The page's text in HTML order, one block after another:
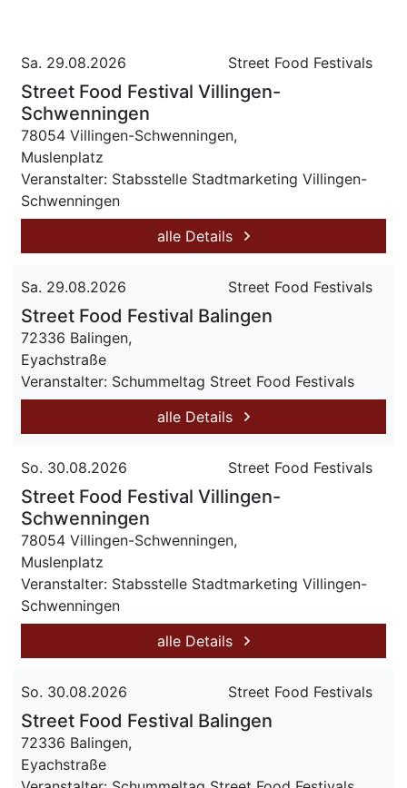
Sa. 29.08.2026 Street Food Festivals
Street Food Festival Villingen-
Schwenningen
78054 Villingen-Schwenningen,
Muslenplatz
Veranstalter: Stabsstelle Stadtmarketing Villingen-
Schwenningen
alle Details
Sa. 29.08.2026 Street Food Festivals
Street Food Festival Balingen
72336 Balingen,
Eyachstraße
Veranstalter: Schummeltag Street Food Festivals
alle Details
So. 30.08.2026 Street Food Festivals
Street Food Festival Villingen-
Schwenningen
78054 Villingen-Schwenningen,
Muslenplatz
Veranstalter: Stabsstelle Stadtmarketing Villingen-
Schwenningen
alle Details
So. 30.08.2026 Street Food Festivals
Street Food Festival Balingen
72336 Balingen,
Eyachstraße